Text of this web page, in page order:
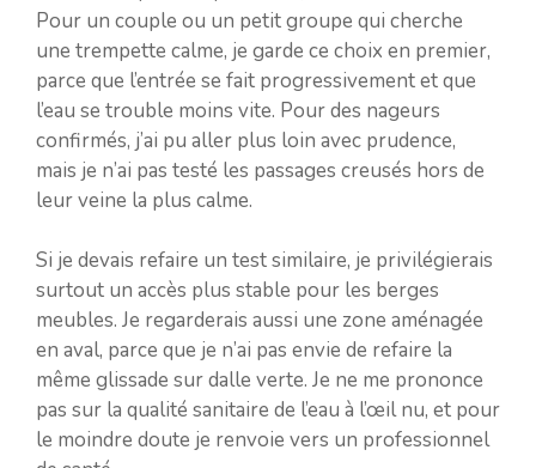
Pour un couple ou un petit groupe qui cherche
une trempette calme, je garde ce choix en premier,
parce que l’entrée se fait progressivement et que
l’eau se trouble moins vite. Pour des nageurs
confirmés, j’ai pu aller plus loin avec prudence,
mais je n’ai pas testé les passages creusés hors de
leur veine la plus calme.
Si je devais refaire un test similaire, je privilégierais
surtout un accès plus stable pour les berges
meubles. Je regarderais aussi une zone aménagée
en aval, parce que je n’ai pas envie de refaire la
même glissade sur dalle verte. Je ne me prononce
pas sur la qualité sanitaire de l’eau à l’œil nu, et pour
le moindre doute je renvoie vers un professionnel